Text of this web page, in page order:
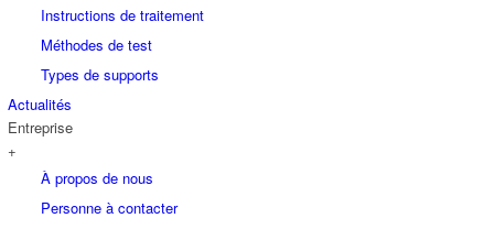
Instructions de traitement
Méthodes de test
Types de supports
Actualités
Entreprise
+
À propos de nous
Personne à contacter